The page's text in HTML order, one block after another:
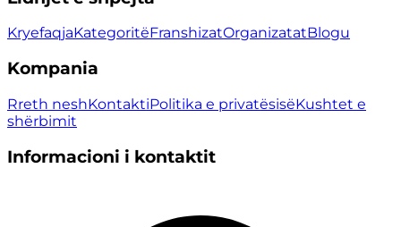
KryefaqjaKategoritëFranshizatOrganizatatBlogu
Kompania
Rreth neshKontaktiPolitika e privatësisëKushtet e
shërbimit
Informacioni i kontaktit